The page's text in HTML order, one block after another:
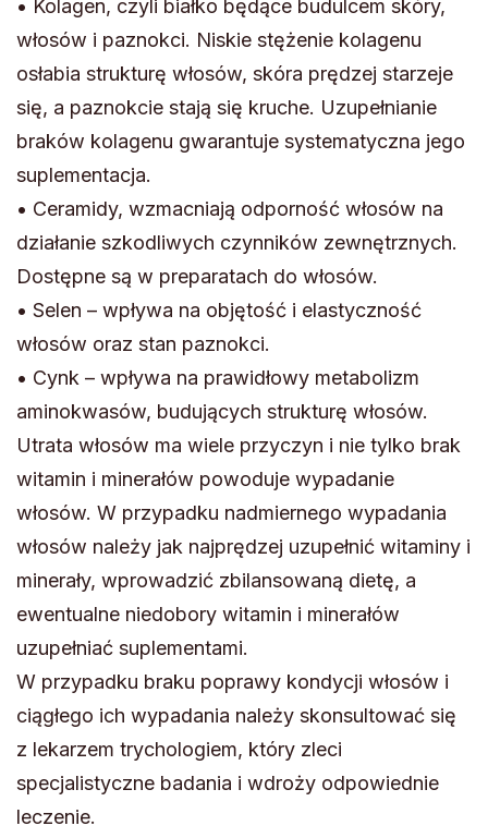
• Kolagen, czyli białko będące budulcem skóry,
włosów i paznokci. Niskie stężenie kolagenu
osłabia strukturę włosów, skóra prędzej starzeje
się, a paznokcie stają się kruche. Uzupełnianie
braków kolagenu gwarantuje systematyczna jego
suplementacja.
• Ceramidy, wzmacniają odporność włosów na
działanie szkodliwych czynników zewnętrznych.
Dostępne są w preparatach do włosów.
• Selen – wpływa na objętość i elastyczność
włosów oraz stan paznokci.
• Cynk – wpływa na prawidłowy metabolizm
aminokwasów, budujących strukturę włosów.
Utrata włosów ma wiele przyczyn i nie tylko brak
witamin i minerałów powoduje wypadanie
włosów. W przypadku nadmiernego wypadania
włosów należy jak najprędzej uzupełnić witaminy i
minerały, wprowadzić zbilansowaną dietę, a
ewentualne niedobory witamin i minerałów
uzupełniać suplementami.
W przypadku braku poprawy kondycji włosów i
ciągłego ich wypadania należy skonsultować się
z lekarzem trychologiem, który zleci
specjalistyczne badania i wdroży odpowiednie
leczenie.